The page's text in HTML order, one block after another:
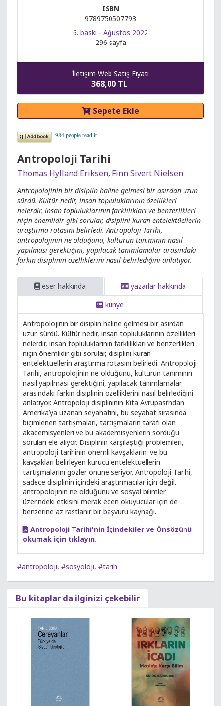
ISBN
9789750507793
6. baskı - Ağustos 2022
296 sayfa
İletişim Web Satış Fiyatı
368,00 TL
Sepete Ekle
Antropoloji Tarihi
Thomas Hylland Eriksen, Finn Sivert Nielsen
Antropolojinin bir disiplin haline gelmesi bir asırdan uzun
sürdü. Kültür nedir, insan topluluklarının özellikleri
nelerdir, insan topluluklarının farklılıkları ve benzerlikleri
niçin önemlidir gibi sorular, disiplini kuran entelektüellerin
araştırma rotasını belirledi. Antropoloji Tarihi,
antropolojinin ne olduğunu, kültürün tanımının nasıl
yapılması gerektiğini, yapılacak tanımlamalar arasındaki
farkın disiplinin özelliklerini nasıl belirlediğini anlatıyor.
eser hakkında
yazarlar hakkında
künye
Antropolojinin bir disiplin haline gelmesi bir asırdan
uzun sürdü. Kültür nedir, insan topluluklarının özellikleri
nelerdir, insan topluluklarının farklılıkları ve benzerlikleri
niçin önemlidir gibi sorular, disiplini kuran
entelektüellerin araştırma rotasını belirledi. Antropoloji
Tarihi, antropolojinin ne olduğunu, kültürün tanımının
nasıl yapılması gerektiğini, yapılacak tanımlamalar
arasındaki farkın disiplinin özelliklerini nasıl belirlediğini
anlatıyor. Antropoloji disiplininin Kıta Avrupası’ndan
Amerika’ya uzanan seyahatini, bu seyahat sırasında
biçimlenen tartışmaları, tartışmaların tarafı olan
akademisyenleri ve bu akademisyenlerin sorduğu
soruları ele alıyor. Disiplinin karşılaştığı problemleri,
antropoloji tarihinin önemli kavşaklarını ve bu
kavşakları belirleyen kurucu entelektüellerin
tartışmalarını gözler önüne seriyor. Antropoloji Tarihi,
sadece disiplinin içindeki araştırmacılar için değil,
antropolojinin ne olduğunu ve sosyal bilimler
üzerindeki etkisini merak eden okuyucular için de
benzerine az rastlanır bir başvuru kaynağı.
Antropoloji Tarihi'nin İçindekiler ve Önsözünü
okumak için tıklayın.
#antropoloji, #sosyoloji, #tarih
Bu kitaplar da ilginizi çekebilir